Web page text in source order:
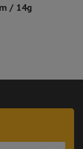
/ 14g